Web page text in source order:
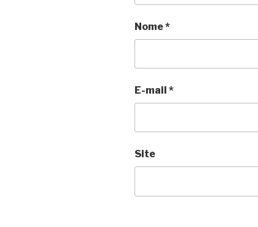
Nome*
E-mail *
Site